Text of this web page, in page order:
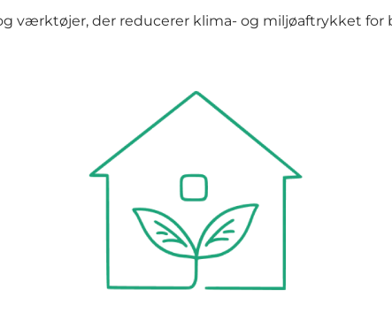
værktøjer, der reducerer klima- og miljøaftrykket for